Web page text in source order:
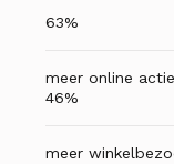
63%
meer online
46%
meer